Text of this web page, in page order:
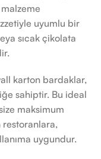
uyumlu bir
sıcak çikolata
karton bardaklar,
sahiptir. Bu ideal
maksimum
restoranlara,
uygundur.